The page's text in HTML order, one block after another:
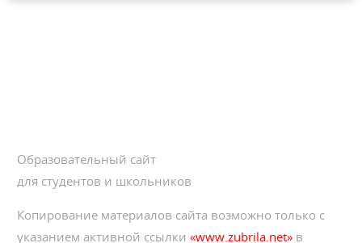
Образовательный сайт
для студентов и школьников
Копирование материалов сайта возможно только с
указанием активной ссылки«www.zubrila.net» в